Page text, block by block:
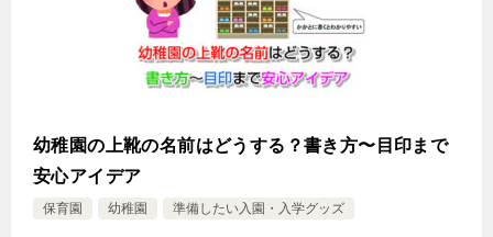
幼稚園の上靴の名前はどうする？書き方〜目印まで
安心アイデア
保育園 幼稚園 準備したい入園・入学グッズ